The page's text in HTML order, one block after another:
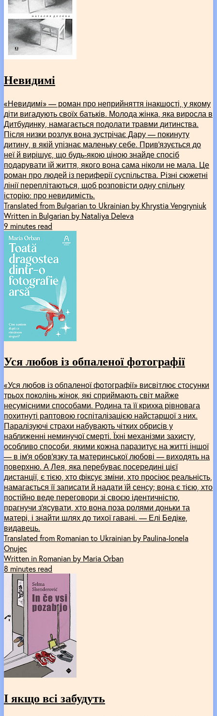
Невидимі
«Невидимі» –– роман про неприйняття інакшості, у якому
діти вигадують своїх батьків. Молода жінка, яка виросла в
Дитбудинку, намагається подолати травми дитинства.
Після низки розлук вона зустрічає Дару –– покинуту
дитину, в якій упізнає маленьку себе. Прив’язується до
неї й вирішує, що будь-якою ціною знайде спосіб
подарувати їй життя, якого вона сама ніколи не мала. Це
роман про людей із периферії суспільства. Різні сюжетні
лінії переплітаються, щоб розповісти одну спільну
історію: про невидимість.
Translated from Bulgarian to Ukrainian by Khrystia Vengryniuk
Written in Bulgarian by Nataliya Deleva
9 minutes read
Уся любов із обпаленої фотографії
«Уся любов із обпаленої фотографії» висвітлює стосунки
трьох поколінь жінок, які сприймають світ майже
несумісними способами. Родина та її крихка рівновага
похитнуті раптовою госпіталізацією найстаршої з них.
Паралізуючі страхи набувають чітких обрисів у
наближенні неминучої смерті. Їхні механізми захисту,
особливо способи, якими кожна паразитує на житті іншої
— в ім’я обов’язку та материнської любові — виходять на
поверхню. А Лея, яка перебуває посередині цієї
дистанції, є тією, хто фіксує зміни, хто просіює реальність,
намагається її записати й надати їй сенсу; вона є тією, хто
постійно веде переговори зі своєю ідентичністю,
прагнучи з’ясувати, хто вона поза ролями доньки та
матері, і знайти шлях до тихої гавані. — Елі Бедікe,
видавець.
Translated from Romanian to Ukrainian by Paulina-Ionela
Onujec
Written in Romanian by Maria Orban
8 minutes read
І якщо всі забудуть